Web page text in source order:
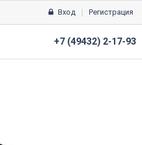
Вход Регистрация
+7 (49432) 2-17-93